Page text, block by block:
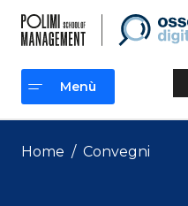
contenuto
Menù
Menù
Home / Convegni